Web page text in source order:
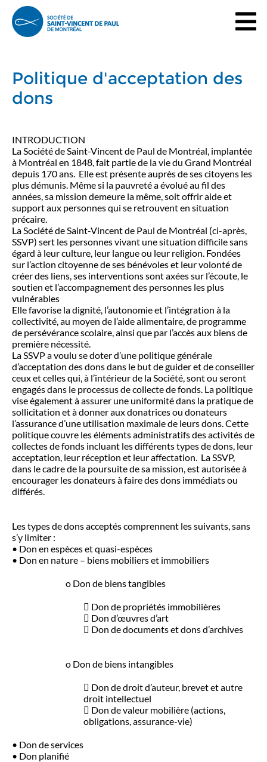
Politique d'acceptation des
dons
INTRODUCTION
La Société de Saint-Vincent de Paul de Montréal, implantée
à Montréal en 1848, fait partie de la vie du Grand Montréal
depuis 170 ans. Elle est présente auprès de ses citoyens les
plus démunis. Même si la pauvreté a évolué au fil des
années, sa mission demeure la même, soit offrir aide et
support aux personnes qui se retrouvent en situation
précaire.
La Société de Saint-Vincent de Paul de Montréal (ci-après,
SSVP) sert les personnes vivant une situation difficile sans
égard à leur culture, leur langue ou leur religion. Fondées
sur l’action citoyenne de ses bénévoles et leur volonté de
créer des liens, ses interventions sont axées sur l’écoute, le
soutien et l’accompagnement des personnes les plus
vulnérables
Elle favorise la dignité, l’autonomie et l’intégration à la
collectivité, au moyen de l’aide alimentaire, de programme
de persévérance scolaire, ainsi que par l’accès aux biens de
première nécessité.
La SSVP a voulu se doter d’une politique générale
d’acceptation des dons dans le but de guider et de conseiller
ceux et celles qui, à l’intérieur de la Société, sont ou seront
engagés dans le processus de collecte de fonds. La politique
vise également à assurer une uniformité dans la pratique de
sollicitation et à donner aux donatrices ou donateurs
l’assurance d’une utilisation maximale de leurs dons. Cette
politique couvre les éléments administratifs des activités de
collectes de fonds incluant les différents types de dons, leur
acceptation, leur réception et leur affectation. La SSVP,
dans le cadre de la poursuite de sa mission, est autorisée à
encourager les donateurs à faire des dons immédiats ou
différés.
Les types de dons acceptés comprennent les suivants, sans
s’y limiter :
• Don en espèces et quasi-espèces
• Don en nature – biens mobiliers et immobiliers
o Don de biens tangibles
 Don de propriétés immobilières
 Don d’œuvres d’art
 Don de documents et dons d’archives
o Don de biens intangibles
 Don de droit d’auteur, brevet et autre
droit intellectuel
 Don de valeur mobilière (actions,
obligations, assurance-vie)
• Don de services
• Don planifié